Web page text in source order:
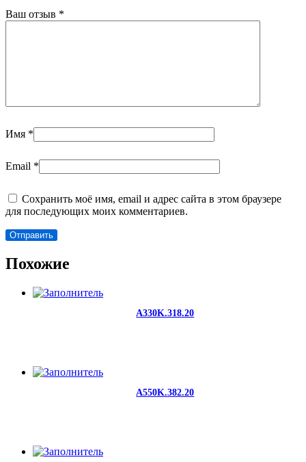
Ваш отзыв *
Имя *
Email *
Сохранить моё имя, email и адрес сайта в этом браузере
для последующих моих комментариев.
Похожие
A330K.318.20
A550K.382.20